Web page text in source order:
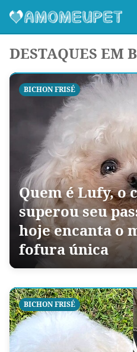
DESTAQUES EM
BICHON FRISÉ
Quem é Lufy, o
superou seu
hoje encanta o
fofura única
BICHON FRISÉ